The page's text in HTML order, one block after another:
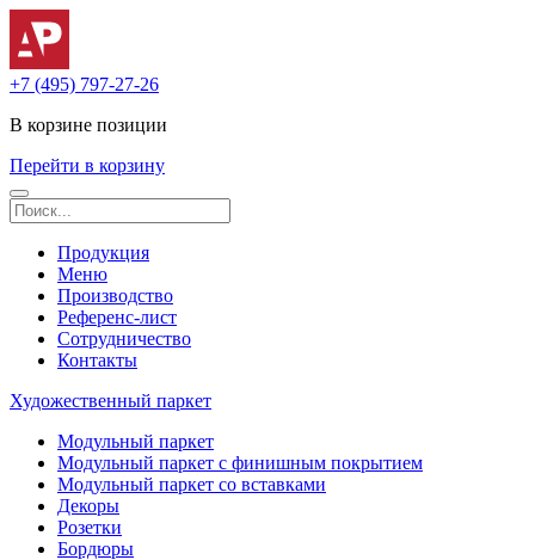
+7 (495) 797-27-26
В корзине позиции
Перейти в корзину
Продукция
Меню
Производство
Референс-лист
Сотрудничество
Контакты
Художественный паркет
Модульный паркет
Модульный паркет с финишным покрытием
Модульный паркет со вставками
Декоры
Розетки
Бордюры